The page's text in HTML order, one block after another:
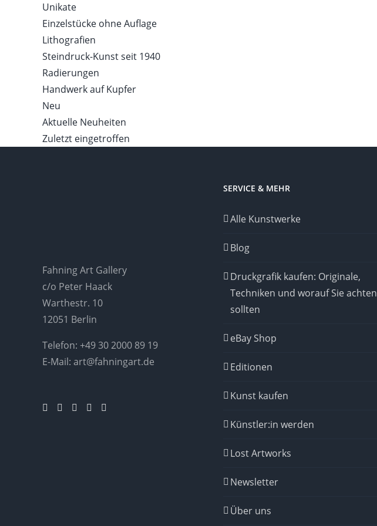
Unikate
Einzelstücke ohne Auflage
Lithografien
Steindruck-Kunst seit 1940
Radierungen
Handwerk auf Kupfer
Neu
Aktuelle Neuheiten
Zuletzt eingetroffen
Fahning Art Gallery
c/o Peter Haack
Warthestr. 10
12051 Berlin
Telefon: +49 30 2000 89 19
E-Mail: art@fahningart.de
SERVICE & MEHR
Alle Kunstwerke
Blog
Druckgrafik kaufen: Originale,
Techniken und worauf Sie achten
sollten
eBay Shop
Editionen
Kunst kaufen
Künstler:in werden
Lost Artworks
Newsletter
Über uns